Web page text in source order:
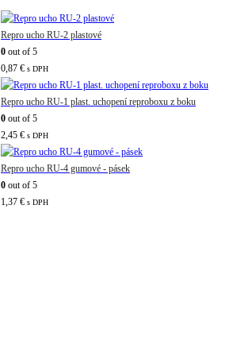
Repro ucho RU-2 plastové
0 out of 5
0,87 € s DPH
Repro ucho RU-1 plast. uchopení reproboxu z boku
0 out of 5
2,45 € s DPH
Repro ucho RU-4 gumové - pásek
0 out of 5
1,37 € s DPH